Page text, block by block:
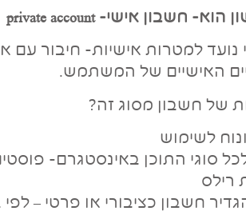
הוא- חשבון אישי-private account
נועד למטרות אישיות- חיבור
האישיים של המשתמש.
של חשבון מסוג זה?
לשימוש
סוגי התוכן באינסטגרם-
רילס
חשבון כציבורי או פרטי